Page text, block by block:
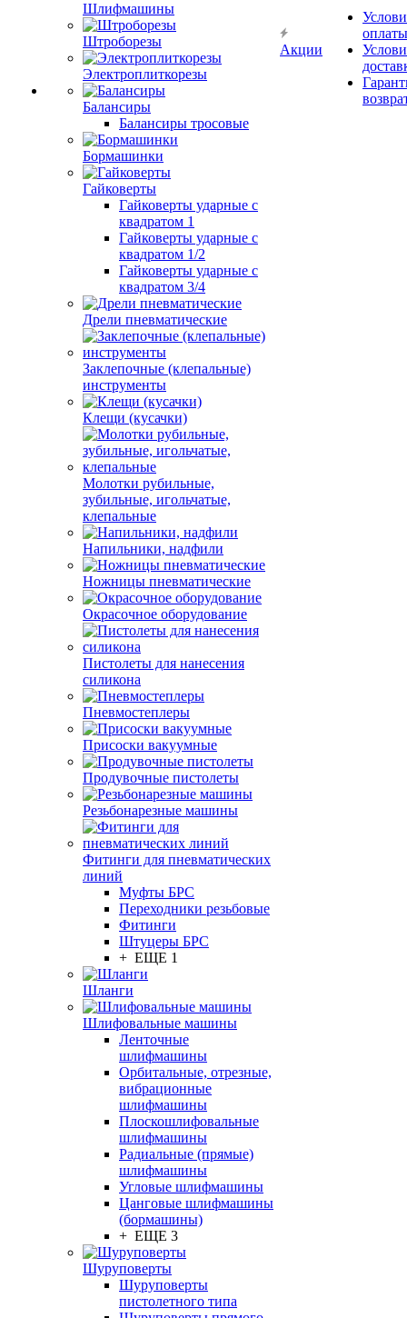
Шлифмашины
Штроборезы
Электроплиткорезы
Балансиры
Балансиры тросовые
Бормашинки
Гайковерты
Гайковерты ударные с
квадратом 1
Гайковерты ударные с
квадратом 1/2
Гайковерты ударные с
квадратом 3/4
Дрели пневматические
Заклепочные (клепальные)
инструменты
Клещи (кусачки)
Молотки рубильные,
зубильные, игольчатые,
клепальные
Напильники, надфили
Ножницы пневматические
Окрасочное оборудование
Пистолеты для нанесения
силикона
Пневмостеплеры
Присоски вакуумные
Продувочные пистолеты
Резьбонарезные машины
Фитинги для пневматических
линий
Муфты БРС
Переходники резьбовые
Фитинги
Штуцеры БРС
+ ЕЩЕ 1
Шланги
Шлифовальные машины
Ленточные
шлифмашины
Орбитальные, отрезные,
вибрационные
шлифмашины
Плоскошлифовальные
шлифмашины
Радиальные (прямые)
шлифмашины
Угловые шлифмашины
Цанговые шлифмашины
(бормашины)
+ ЕЩЕ 3
Шуруповерты
Шуруповерты
пистолетного типа
Акции
оплаты